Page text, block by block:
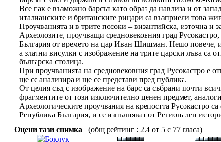
Все пак е възможно барсът като образ да навлиза и от
италианските и британските рицари са възприели това
Проучванията и в трите посоки – византийска, източна и
Археолозите, проучващи средновековния град
България от времето на цар Иван Шишман. Нещо повече,
а златни висулки с изображение на трите царски лъва са
българска столица.
При проучванията на средновековния град Русокастро е
ще се анализира и ще се представи пред публика.
От целия съд с изображение на барс са събрани почти
фрагментите от този изключително ценен предмет,
Археологическите проучвания на крепостта Русокастро
Република България, и се изпълняват от Регионален
Оцени тази снимка
(общ рейтинг : 2.4 от 5 с 77 гласа)